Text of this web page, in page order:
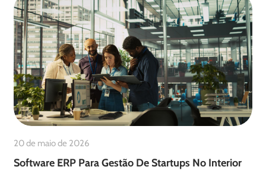
20 de maio de 2026
Software ERP Para Gestão De Startups No Interior